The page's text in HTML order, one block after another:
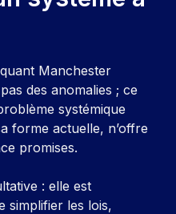
Manchester
des anomalies ; ce
systémique
forme actuelle, n’offre
promises.
: elle est
simplifier les lois,